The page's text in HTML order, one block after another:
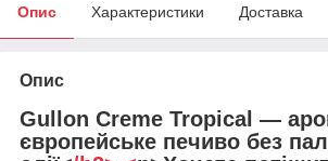
Опис Характеристики Доставка
Опис
Gullon Creme Tropical —
європейське печиво без